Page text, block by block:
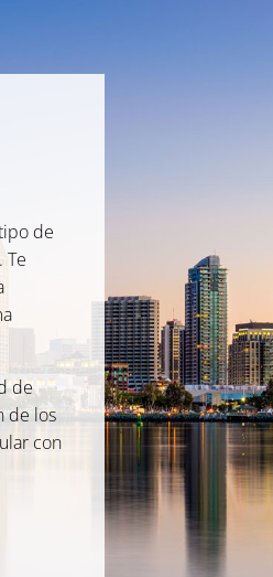
de
Te
de
de los
con